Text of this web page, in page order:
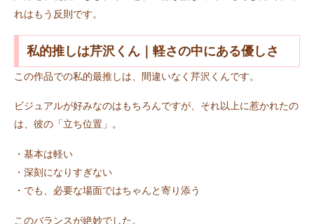
れはもう反則です。
私的推しは芹沢くん｜軽さの中にある優しさ
この作品での私的最推しは、間違いなく芹沢くんです。
ビジュアルが好みなのはもちろんですが、それ以上に惹かれたの
は、彼の「立ち位置」。
・基本は軽い
・深刻になりすぎない
・でも、必要な場面ではちゃんと寄り添う
このバランスが絶妙でした。